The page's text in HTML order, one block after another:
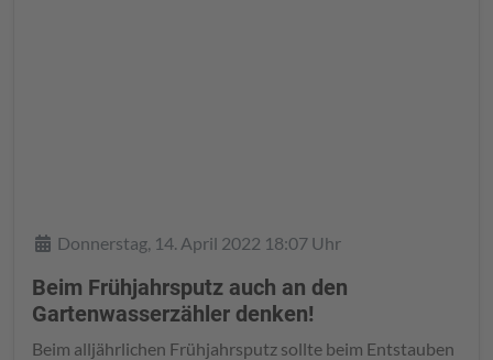
DetailsDonnerstag, 14. April 2022 18:07 Uhr
Beim Frühjahrsputz auch an den
Gartenwasserzähler denken!
Beim alljährlichen Frühjahrsputz sollte beim Entstauben